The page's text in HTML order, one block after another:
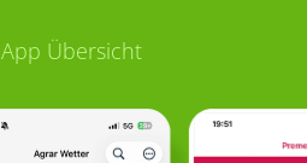
App Übersicht